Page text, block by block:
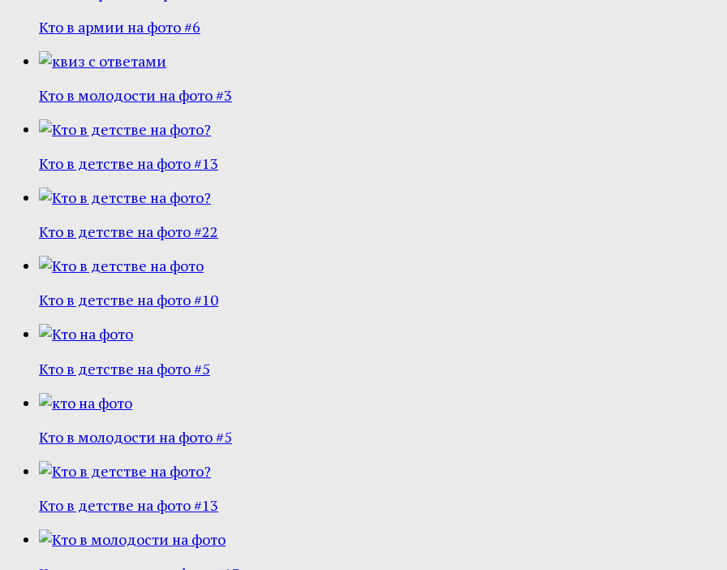
Кто в армии на фото #6
Кто в молодости на фото #3
Кто в детстве на фото #13
Кто в детстве на фото #22
Кто в детстве на фото #10
Кто в детстве на фото #5
Кто в молодости на фото #5
Кто в детстве на фото #13